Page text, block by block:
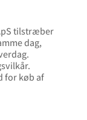
tilstræber
dag,
for køb af